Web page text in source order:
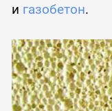
и газобетон.